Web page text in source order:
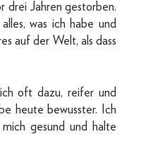
drei Jahren gestorben.
was ich habe und
auf der Welt, als dass
oft dazu, reifer und
heute bewusster. Ich
gesund und halte